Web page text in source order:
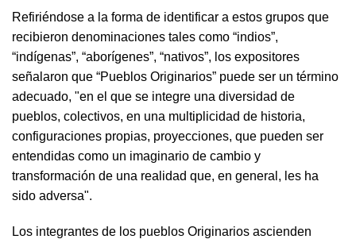
Refiriéndose a la forma de identificar a estos grupos que
recibieron denominaciones tales como “indios”,
“indígenas”, “aborígenes”, “nativos”, los expositores
señalaron que “Pueblos Originarios” puede ser un término
adecuado, "en el que se integre una diversidad de
pueblos, colectivos, en una multiplicidad de historia,
configuraciones propias, proyecciones, que pueden ser
entendidas como un imaginario de cambio y
transformación de una realidad que, en general, les ha
sido adversa".
Los integrantes de los pueblos Originarios ascienden